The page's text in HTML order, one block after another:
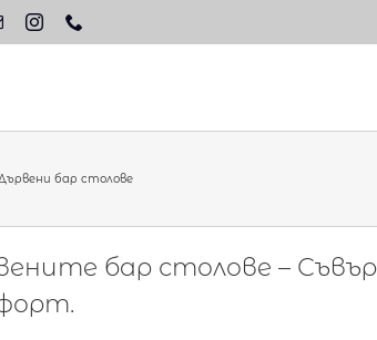
бар столове
бар столове –